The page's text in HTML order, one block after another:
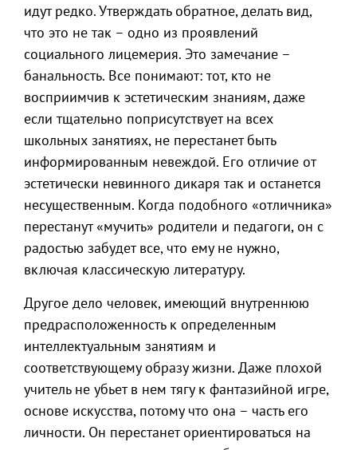
идут редко. Утверждать обратное, делать вид,
что это не так – одно из проявлений
социального лицемерия. Это замечание –
банальность. Все понимают: тот, кто не
восприимчив к эстетическим знаниям, даже
если тщательно поприсутствует на всех
школьных занятиях, не перестанет быть
информированным невеждой. Его отличие от
эстетически невинного дикаря так и останется
несущественным. Когда подобного «отличника»
перестанут «мучить» родители и педагоги, он с
радостью забудет все, что ему не нужно,
включая классическую литературу.
Другое дело человек, имеющий внутреннюю
предрасположенность к определенным
интеллектуальным занятиям и
соответствующему образу жизни. Даже плохой
учитель не убьет в нем тягу к фантазийной игре,
основе искусства, потому что она – часть его
личности. Он перестанет ориентироваться на